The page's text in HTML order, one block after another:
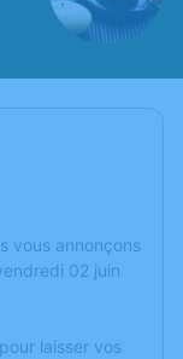
vous annonçons
02 juin
laisser vos